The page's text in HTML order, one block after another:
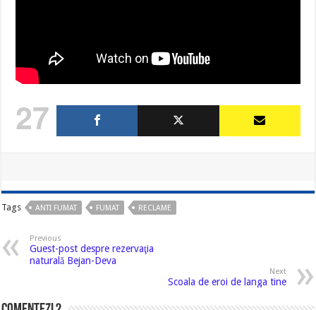
27
Tags ANTI FUMAT FUMAT RECLAME
Previous
Guest-post despre rezervaţia
naturală Bejan-Deva
Next
Scoala de eroi de langa tine